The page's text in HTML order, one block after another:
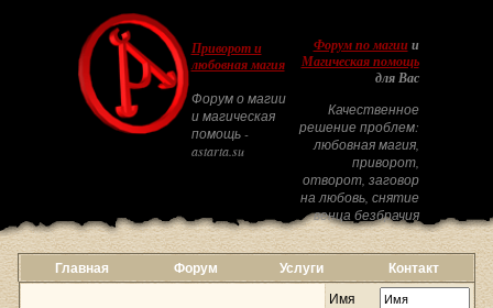
Приворот и
любовная магия
Форум о магии
и магическая
помощь -
astarta.su
Форум по магиии
Магическая помощь
для Вас
Качественное
решение проблем:
любовная магия,
приворот,
отворот, заговор
на любовь, снятие
венца безбрачия
Главная Форум Услуги Контакт
Имя